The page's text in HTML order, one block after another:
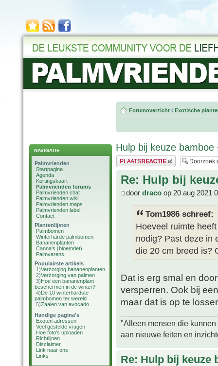
NAVIGATIE
Palmvrienden
Startpagina
Agenda
Kortingskaart
Palmvrienden forums
Palmvrienden chat
Palmvrienden wiki
Palmvrienden maps
Palmvrienden label
Contact
Plantenlijsten
Palmbomen
Winterharde palmbomen
Bananenplanten
Canna's (bloemriet)
Palmvarens
Populairste artikels
1)Verzorging bananenplanten
2)Verzorging van palmen
3)Hoe een bananenplant
beschermen in de winter?
4)De 10 winterhardste
palmbomen ter wereld
5)Zaaien van avocado
Handige pagina's
Exoten adressen
Veel gestelde vragen
Hoe foto's uploaden
Richtlijnen
Disclaimer
Link naar ons
Links
Forumoverzicht ‹ Exotische
Hulp bij keuze bamboe
Plaats een reactie
Re: Hulp bij
door draco op 20 aug 2021
Tom1986 schreef:
Hoeveel ruimte
nodig? Past deze in
die 20 cm breed is?
Dat is erg smal en
versperren. Ook bij
maar dat is op te
"Alleen mensen die
aan nieuwe feiten en
Re: Hulp bij keuze